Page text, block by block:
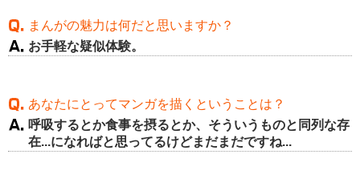
まんがの魅力は何だと思いますか？
お手軽な疑似体験。
あなたにとってマンガを描くということは？
呼吸するとか食事を摂るとか、そういうものと同列な存
在...になればと思ってるけどまだまだですね...